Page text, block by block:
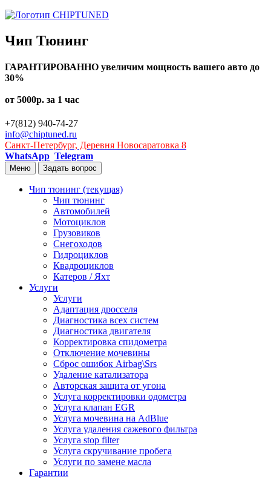
Чип Тюнинг
ГАРАНТИРОВАННО увеличим мощность вашего авто до
30%
от 5000р. за 1 час
+7(812) 940-74-27
info@chiptuned.ru
Санкт-Петербург, Деревня Новосаратовка 8
WhatsApp Telegram
Меню Задать вопрос
Чип тюнинг (текущая)
Чип тюнинг
Автомобилей
Мотоциклов
Грузовиков
Снегоходов
Гидроциклов
Квадроциклов
Катеров / Яхт
Услуги
Услуги
Адаптация дросселя
Диагностика всех систем
Диагностика двигателя
Корректировка спидометра
Отключение мочевины
Сброс ошибок Airbag\Srs
Удаление катализатора
Авторская защита от угона
Услуга корректировки одометра
Услуга клапан EGR
Услуга мочевина на AdBlue
Услуга удаления сажевого фильтра
Услуга stop filter
Услуга скручивание пробега
Услуги по замене масла
Гарантии